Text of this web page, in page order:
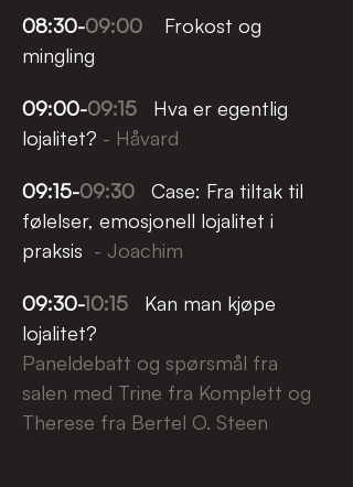
08:30-09:00 Frokost og
mingling
09:00-09:15
Hva er egentlig
lojalitet? - Håvard
09:15-09:30
Case: Fra tiltak til
følelser, emosjonell lojalitet i
praksis - Joachim
09:30-10:15 Kan man kjøpe
lojalitet?
Paneldebatt og spørsmål fra
salen med Trine fra Komplett og
Therese fra Bertel O. Steen